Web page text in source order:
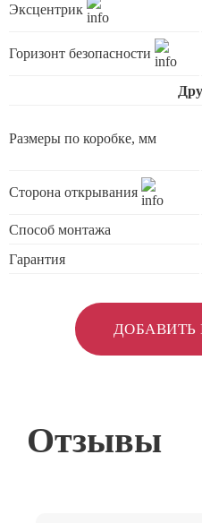
Эксцентрик
Горизонт безопасности
Размеры по коробке, мм
Сторона открывания
Способ монтажа
Гарантия
ДОБАВИТЬ
Отзывы